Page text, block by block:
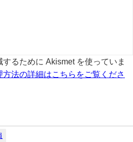
るために Akismet を使っていま
法の詳細はこちらをご覧くださ